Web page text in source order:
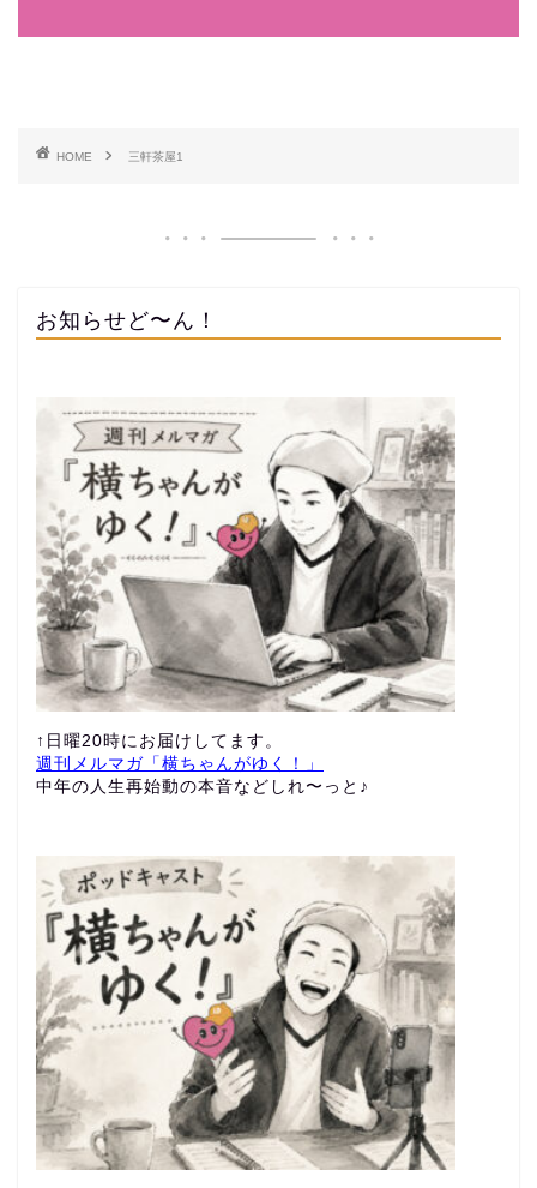
HOME 三軒茶屋1
お知らせど〜ん！
↑日曜20時にお届けしてます。
週刊メルマガ「横ちゃんがゆく！」
中年の人生再始動の本音などしれ〜っと♪